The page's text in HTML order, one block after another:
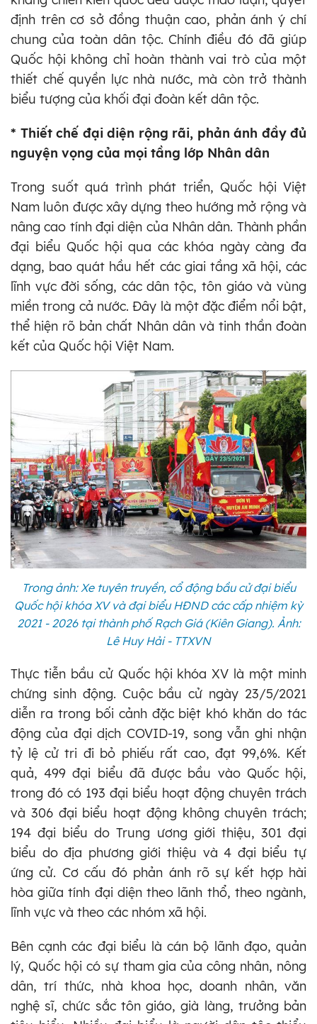
định trên cơ sở đồng thuận cao, phản ánh ý chí
chung của toàn dân tộc. Chính điều đó đã giúp
Quốc hội không chỉ hoàn thành vai trò của một
thiết chế quyền lực nhà nước, mà còn trở thành
biểu tượng của khối đại đoàn kết dân tộc.
* Thiết chế đại diện rộng rãi, phản ánh đầy đủ
nguyện vọng của mọi tầng lớp Nhân dân
Trong suốt quá trình phát triển, Quốc hội Việt
Nam luôn được xây dựng theo hướng mở rộng và
nâng cao tính đại diện của Nhân dân. Thành phần
đại biểu Quốc hội qua các khóa ngày càng đa
dạng, bao quát hầu hết các giai tầng xã hội, các
lĩnh vực đời sống, các dân tộc, tôn giáo và vùng
miền trong cả nước. Đây là một đặc điểm nổi bật,
thể hiện rõ bản chất Nhân dân và tinh thần đoàn
kết của Quốc hội Việt Nam.
Trong ảnh: Xe tuyên truyền, cổ động bầu cử đại biểu
Quốc hội khóa XV và đại biểu HĐND các cấp nhiệm kỳ
2021 - 2026 tại thành phố Rạch Giá (Kiên Giang). Ảnh:
Lê Huy Hải - TTXVN
Thực tiễn bầu cử Quốc hội khóa XV là một minh
chứng sinh động. Cuộc bầu cử ngày 23/5/2021
diễn ra trong bối cảnh đặc biệt khó khăn do tác
động của đại dịch COVID-19, song vẫn ghi nhận
tỷ lệ cử tri đi bỏ phiếu rất cao, đạt 99,6%. Kết
quả, 499 đại biểu đã được bầu vào Quốc hội,
trong đó có 193 đại biểu hoạt động chuyên trách
và 306 đại biểu hoạt động không chuyên trách;
194 đại biểu do Trung ương giới thiệu, 301 đại
biểu do địa phương giới thiệu và 4 đại biểu tự
ứng cử. Cơ cấu đó phản ánh rõ sự kết hợp hài
hòa giữa tính đại diện theo lãnh thổ, theo ngành,
lĩnh vực và theo các nhóm xã hội.
Bên cạnh các đại biểu là cán bộ lãnh đạo, quản
lý, Quốc hội có sự tham gia của công nhân, nông
dân, trí thức, nhà khoa học, doanh nhân, văn
nghệ sĩ, chức sắc tôn giáo, già làng, trưởng bản